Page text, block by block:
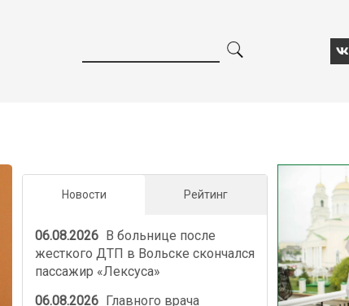
Новости Рейтинг
06.08.2026 В больнице после
жесткого ДТП в Вольске скончался
пассажир «Лексуса»
06.08.2026 Главного врача